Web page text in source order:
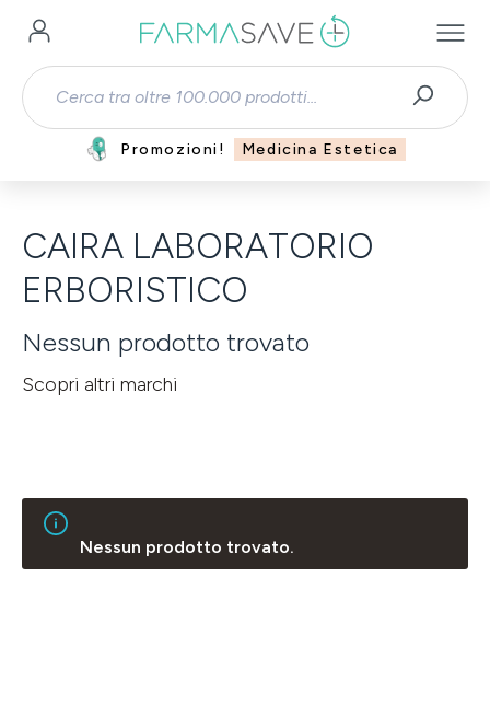
Passa al contenuto principale
Promozioni! Medicina Estetica
CAIRA LABORATORIO
ERBORISTICO
Nessun prodotto trovato
Scopri altri marchi
Nessun prodotto trovato.